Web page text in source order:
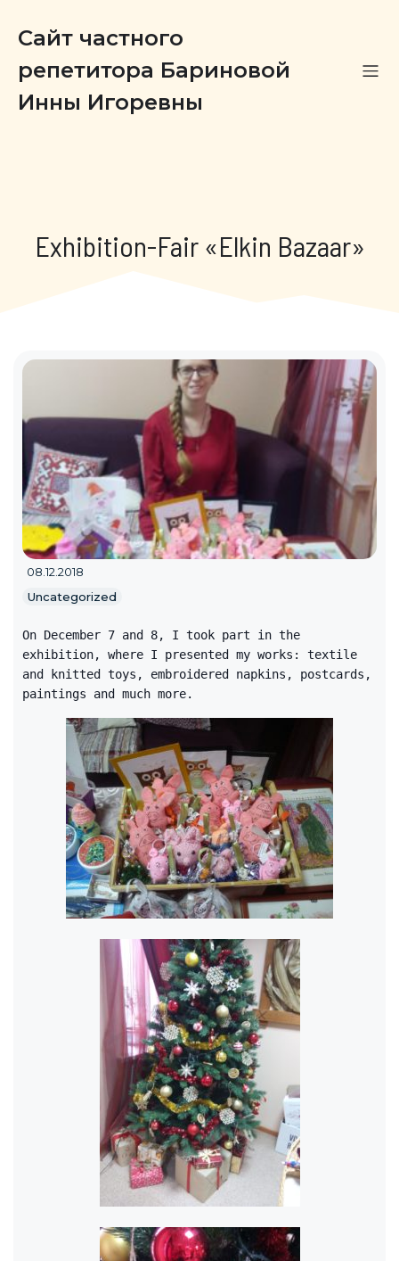
Сайт частного
репетитора Бариновой
Инны Игоревны
Exhibition-Fair «Elkin Bazaar»
08.12.2018
Uncategorized
On December 7 and 8, I took part in the
exhibition, where I presented my works: textile
and knitted toys, embroidered napkins, postcards,
paintings and much more.